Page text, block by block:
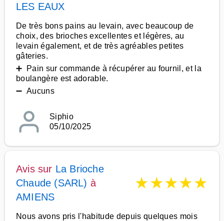
LES EAUX
De très bons pains au levain, avec beaucoup de
choix, des brioches excellentes et légères, au
levain également, et de très agréables petites
gâteries.
➕ Pain sur commande à récupérer au fournil, et la
boulangère est adorable.
➖ Aucuns
Siphio
05/10/2025
Avis sur La Brioche
Chaude (SARL) à
AMIENS
★★★★★
Nous avons pris l'habitude depuis quelques mois